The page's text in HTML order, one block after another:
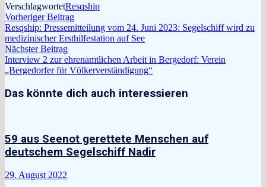
VerschlagwortetResqship
Beitragsnavigation
Vorheriger BeitragVorheriger
Beitrag:
Resqship: Pressemitteilung vom 24. Juni 2023: Segelschiff wird zu
medizinischer Ersthilfestation auf See
Nächster BeitragNächster
Beitrag:
Interview 2 zur ehrenamtlichen Arbeit in Bergedorf: Verein
„Bergedorfer für Völkerverständigung“
Das könnte dich auch interessieren
59 aus Seenot gerettete Menschen auf
deutschem Segelschiff Nadir
29. August 2022